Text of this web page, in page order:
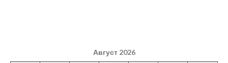
Август 2026